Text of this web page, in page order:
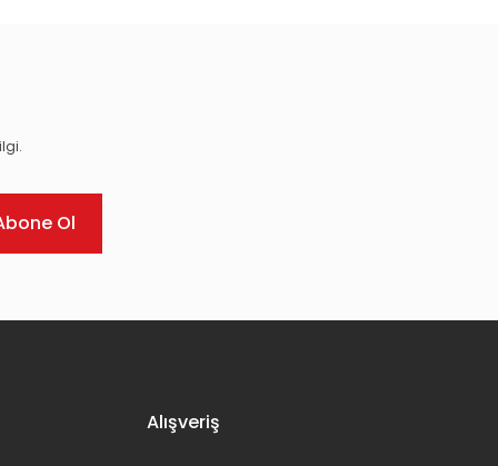
Ol
Alışveriş